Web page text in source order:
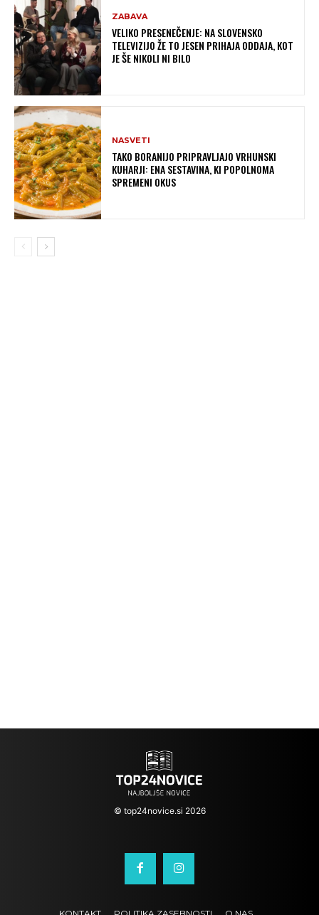
ZABAVA
VELIKO PRESENEČENJE: NA SLOVENSKO
TELEVIZIJO ŽE TO JESEN PRIHAJA ODDAJA, KOT
JE ŠE NIKOLI NI BILO
NASVETI
TAKO BORANIJO PRIPRAVLJAJO VRHUNSKI
KUHARJI: ENA SESTAVINA, KI POPOLNOMA
SPREMENI OKUS
© top24novice.si 2026